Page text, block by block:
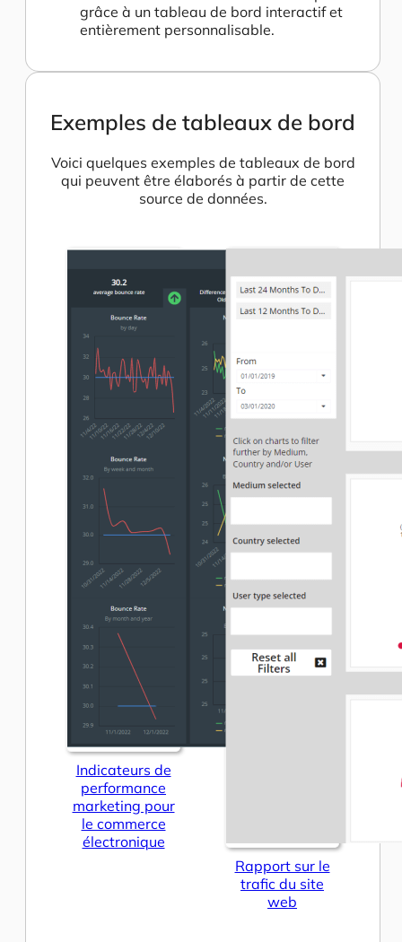
grâce à un tableau de bord interactif et
entièrement personnalisable.
Exemples de tableaux de bord
Voici quelques exemples de tableaux de bord
qui peuvent être élaborés à partir de cette
source de données.
Indicateurs de
performance
marketing pour
le commerce
électronique
Rapport sur le
trafic du site
web